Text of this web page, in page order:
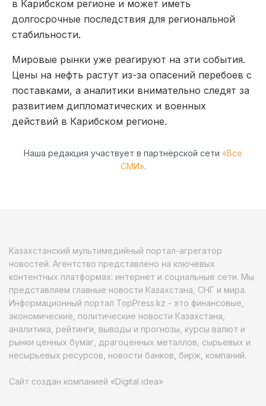
в Карибском регионе и может иметь
долгосрочные последствия для региональной
стабильности.
Мировые рынки уже реагируют на эти события.
Цены на нефть растут из-за опасений перебоев с
поставками, а аналитики внимательно следят за
развитием дипломатических и военных
действий в Карибском регионе.
Наша редакция участвует в партнёрской сети «Все
СМИ».
Казахстанский мультимедийный портал-агрегатор
новостей. Агентство представлено на ключевых
контентных платформах: интернет и социальные сети. Мы
представляем главные новости Казахстана, СНГ и мира.
Информационный портал TopPress.kz - это финансовые,
экономические, политические новости Казахстана,
аналитика, рейтинги, выводы и прогнозы, курсы валют и
рынки ценных бумаг, драгоценных металлов, сырьевых и
несырьевых ресурсов, новости банков, бирж, компаний.
Сайт создан компанией «Digital idea»